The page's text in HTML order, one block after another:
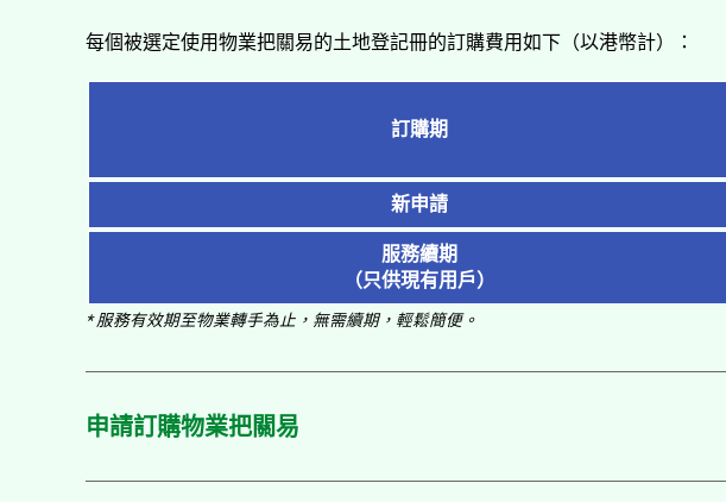
每個被選定使用物業把關易的土地登記冊的訂購費用如下（以港幣計）：
訂購期
新申請
服務續期
（只供現有用戶）
* 服務有效期至物業轉手為止，無需續期，輕鬆簡便。
申請訂購物業把關易